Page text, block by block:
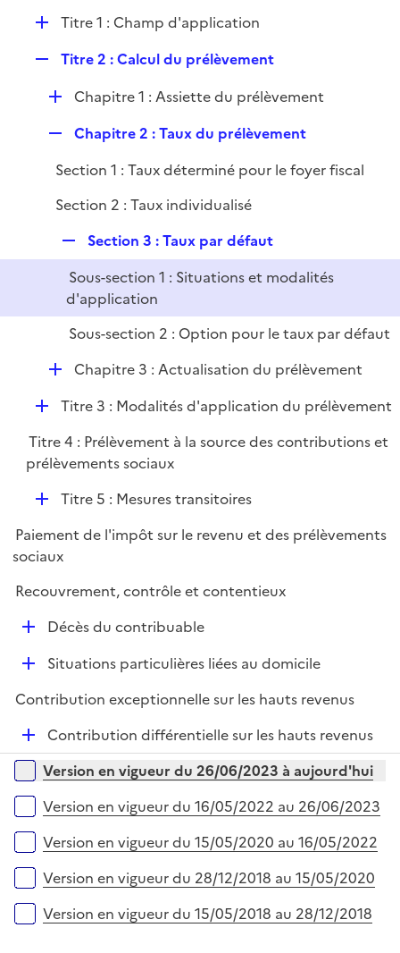
e
l
i
e
p D
l
i
e
Titre 1 : Champ d'application
p
e
Titre 2 : Calcul du prélèvement
D
p
i
e
Chapitre 1 : Assiette du prélèvement
p
e
r
Chapitre 2 : Taux du prélèvement
Section 1 : Taux déterminé pour le foyer fiscal
Section 2 : Taux individualisé
e
p
l
r
Section 3 : Taux par défaut
Sous-section 1 : Situations et modalités
d'application
Sous-section 2 : Option pour le taux par défaut
D
p
l
e
r
Chapitre 3 : Actualisation du prélèvement
D
p
l
r
Titre 3 : Modalités d'application du prélèvement
Titre 4 : Prélèvement à la source des contributions et
prélèvements sociaux
D
p
l
r
Titre 5 : Mesures transitoires
Paiement de l'impôt sur le revenu et des prélèvements
sociaux
Recouvrement, contrôle et contentieux
D
i
r
Décès du contribuable
D
p
i
e
Situations particulières liées au domicile
Contribution exceptionnelle sur les hauts revenus
D
é
p
e
Contribution différentielle sur les hauts revenus
Versions sur la période
Version en vigueur du 26/06/2023 à aujourd'hui
Version en vigueur du 16/05/2022 au 26/06/2023
Version en vigueur du 15/05/2020 au 16/05/2022
Version en vigueur du 28/12/2018 au 15/05/2020
Version en vigueur du 15/05/2018 au 28/12/2018